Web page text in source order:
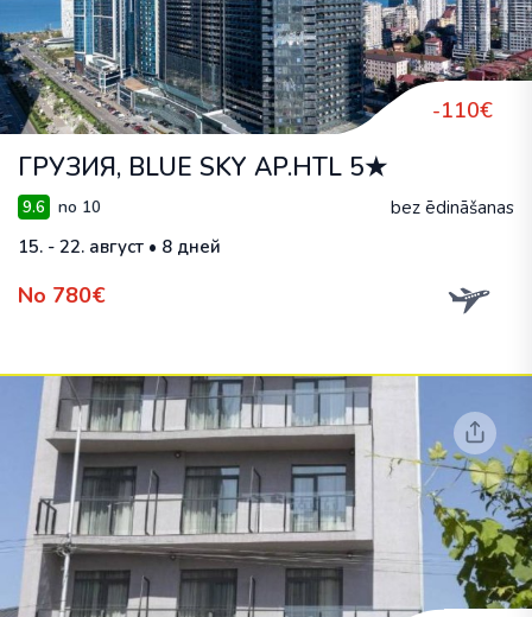
-110€
ГРУЗИЯ, BLUE SKY AP.HTL 5★
9.6 no 10
bez ēdināšanas
15. - 22. август • 8 дней
No 780€